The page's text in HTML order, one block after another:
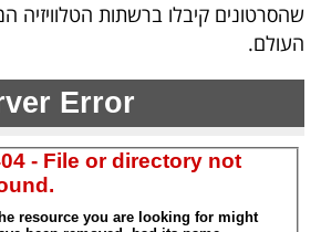
שהסרטונים קיבלו ברשתות הטלוויזיה
העולם.